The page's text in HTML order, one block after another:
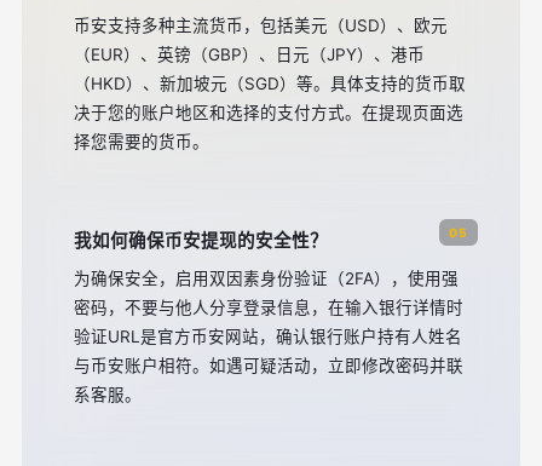
币安支持多种主流货币，包括美元（USD）、欧元
（EUR）、英镑（GBP）、日元（JPY）、港币
（HKD）、新加坡元（SGD）等。具体支持的货币取
决于您的账户地区和选择的支付方式。在提现页面选
择您需要的货币。
05
我如何确保币安提现的安全性？
为确保安全，启用双因素身份验证（2FA），使用强
密码，不要与他人分享登录信息，在输入银行详情时
验证URL是官方币安网站，确认银行账户持有人姓名
与币安账户相符。如遇可疑活动，立即修改密码并联
系客服。